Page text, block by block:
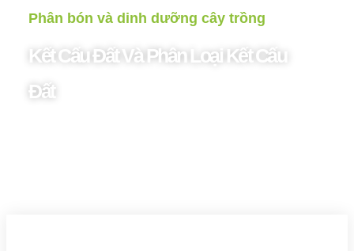
Phân bón và dinh dưỡng cây trồng
Kết Cấu Đất Và Phân Loại Kết Cấu
Đất